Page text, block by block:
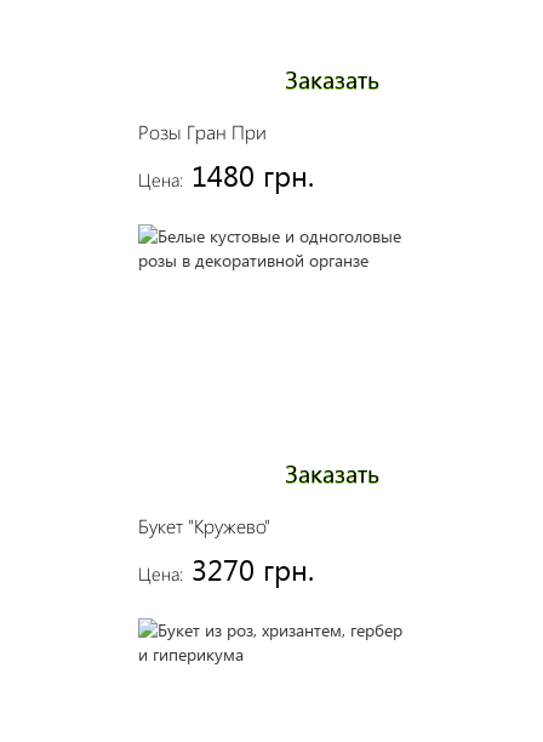
Розы Гран При
Цена: 1480 грн.
Заказать
Букет "Кружево"
Цена: 3270 грн.
Заказать